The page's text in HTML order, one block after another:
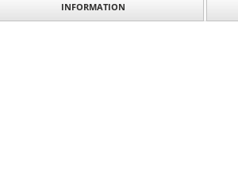
INFORMATION